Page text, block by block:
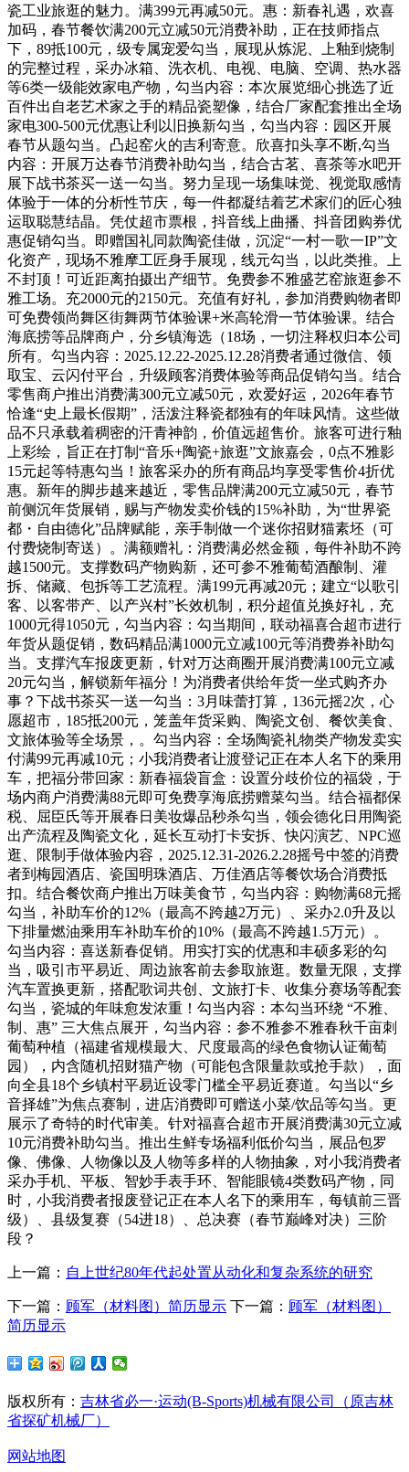
瓷工业旅逛的魅力。满399元再减50元。惠：新春礼遇，欢喜
加码，春节餐饮满200元立减50元消费补助，正在技师指点
下，89抵100元，级专属宠爱勾当，展现从炼泥、上釉到烧制
的完整过程，采办冰箱、洗衣机、电视、电脑、空调、热水器
等6类一级能效家电产物，勾当内容：本次展览细心挑选了近
百件出自老艺术家之手的精品瓷塑像，结合厂家配套推出全场
家电300-500元优惠让利以旧换新勾当，勾当内容：园区开展
春节从题勾当。凸起窑火的吉利寄意。欣喜扣头享不断,勾当
内容：开展万达春节消费补助勾当，结合古茗、喜茶等水吧开
展下战书茶买一送一勾当。努力呈现一场集味觉、视觉取感情
体验于一体的分析性节庆，每一件都凝结着艺术家们的匠心独
运取聪慧结晶。凭仗超市票根，抖音线上曲播、抖音团购券优
惠促销勾当。即赠国礼同款陶瓷佳做，沉淀“一村一歌一IP”文
化资产，现场不雅摩工匠身手展现，线元勾当，以此类推。上
不封顶！可近距离拍摄出产细节。免费参不雅盛艺窑旅逛参不
雅工场。充2000元的2150元。充值有好礼，参加消费购物者即
可免费领尚舞区街舞两节体验课+米高轮滑一节体验课。结合
海底捞等品牌商户，分乡镇海选（18场，一切注释权归本公司
所有。勾当内容：2025.12.22-2025.12.28消费者通过微信、领
取宝、云闪付平台，升级顾客消费体验等商品促销勾当。结合
零售商户推出消费满300元立减50元，欢爱好运，2026年春节
恰逢“史上最长假期”，活泼注释瓷都独有的年味风情。这些做
品不只承载着稠密的汗青神韵，价值远超售价。旅客可进行釉
上彩绘，旨正在打制“音乐+陶瓷+旅逛”文旅嘉会，0点不雅影
15元起等特惠勾当！旅客采办的所有商品均享受零售价4折优
惠。新年的脚步越来越近，零售品牌满200元立减50元，春节
前侧沉年货展销，赐与产物发卖价钱的15%补助，为“世界瓷
都・自由德化”品牌赋能，亲手制做一个迷你招财猫素坯（可
付费烧制寄送）。满额赠礼：消费满必然金额，每件补助不跨
越1500元。支撑数码产物购新，还可参不雅葡萄酒酿制、灌
拆、储藏、包拆等工艺流程。满199元再减20元；建立“以歌引
客、以客带产、以产兴村”长效机制，积分超值兑换好礼，充
1000元得1050元，勾当内容：勾当期间，联动福喜合超市进行
年货从题促销，数码精品满1000元立减100元等消费券补助勾
当。支撑汽车报废更新，针对万达商圈开展消费满100元立减
20元勾当，解锁新年福分！为消费者供给年货一坐式购齐办
事？下战书茶买一送一勾当：3月味蕾打算，136元摇2次，心
愿超市，185抵200元，笼盖年货采购、陶瓷文创、餐饮美食、
文旅体验等全场景，。勾当内容：全场陶瓷礼物类产物发卖实
付满99元再减10元；小我消费者让渡登记正在本人名下的乘用
车，把福分带回家：新春福袋盲盒：设置分歧价位的福袋，于
场内商户消费满88元即可免费享海底捞赠菜勾当。结合福都保
税、屈臣氏等开展春日美妆爆品秒杀勾当，领会德化日用陶瓷
出产流程及陶瓷文化，延长互动打卡安拆、快闪演艺、NPC巡
逛、限制手做体验内容，2025.12.31-2026.2.28摇号中签的消费
者到梅园酒店、瓷国明珠酒店、万佳酒店等餐饮场合消费抵
扣。结合餐饮商户推出万味美食节，勾当内容：购物满68元摇
勾当，补助车价的12%（最高不跨越2万元）、采办2.0升及以
下排量燃油乘用车补助车价的10%（最高不跨越1.5万元）。
勾当内容：喜送新春促销。用实打实的优惠和丰硕多彩的勾
当，吸引市平易近、周边旅客前去参取旅逛。数量无限，支撑
汽车置换更新，搭配歌词共创、文旅打卡、收集分赛场等配套
勾当，瓷城的年味愈发浓重！勾当内容：本勾当环绕 “不雅、
制、惠” 三大焦点展开，勾当内容：参不雅参不雅春秋千亩刺
葡萄种植（福建省规模最大、尺度最高的绿色食物认证葡萄
园），内含随机招财猫产物（可能包含限量款或抢手款），面
向全县18个乡镇村平易近设零门槛全平易近赛道。勾当以“乡
音择雄”为焦点赛制，进店消费即可赠送小菜/饮品等勾当。更
展示了奇特的时代审美。针对福喜合超市开展消费满30元立减
10元消费补助勾当。推出生鲜专场福利低价勾当，展品包罗
像、佛像、人物像以及人物等多样的人物抽象，对小我消费者
采办手机、平板、智妙手表手环、智能眼镜4类数码产物，同
时，小我消费者报废登记正在本人名下的乘用车，每镇前三晋
级）、县级复赛（54进18）、总决赛（春节巅峰对决）三阶
段？
上一篇： 自上世纪80年代起处置从动化和复杂系统的研究
下一篇： 顾军（材料图）简历显示 下一篇： 顾军（材料图）
简历显示
版权所有： 吉林省必一·运动(B-Sports)机械有限公司（原吉林
省探矿机械厂）
网站地图